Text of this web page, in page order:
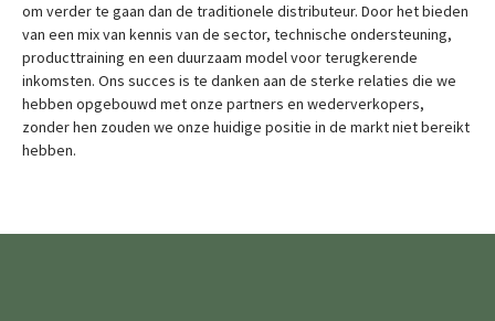
om verder te gaan dan de traditionele distributeur. Door het bieden
van een mix van kennis van de sector, technische ondersteuning,
producttraining en een duurzaam model voor terugkerende
inkomsten. Ons succes is te danken aan de sterke relaties die we
hebben opgebouwd met onze partners en wederverkopers,
zonder hen zouden we onze huidige positie in de markt niet bereikt
hebben.